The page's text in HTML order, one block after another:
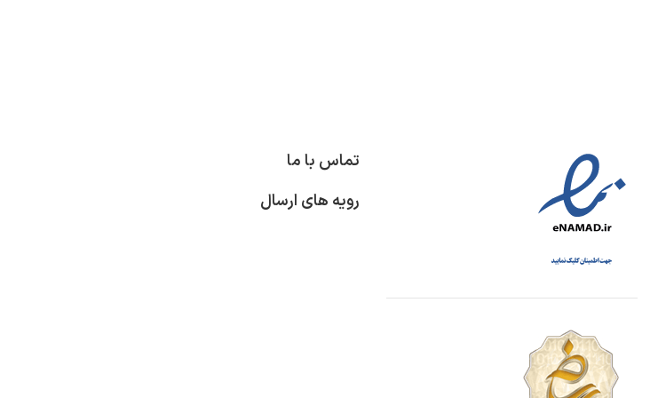
تماس با ما
رویه های ارسال